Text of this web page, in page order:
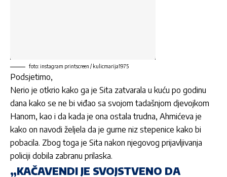
foto: instagram printscreen / kulicmarija1975
Podsjetimo,
Nerio je otkrio kako ga je Sita zatvarala u kuću po godinu
dana kako se ne bi viđao sa svojom tadašnjom djevojkom
Hanom, kao i da kada je ona ostala trudna, Ahmićeva je
kako on navodi željela da je gurne niz stepenice kako bi
pobacila. Zbog toga je Sita nakon njegovog prijavljivanja
policiji dobila zabranu prilaska.
„KAČAVENDI JE SVOJSTVENO DA